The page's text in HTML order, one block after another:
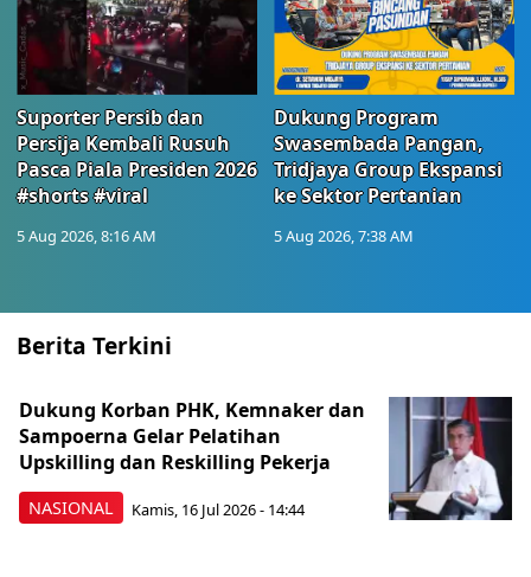
Suporter Persib dan
Persija Kembali Rusuh
Pasca Piala Presiden 2026
#shorts #viral
5 Aug 2026, 8:16 AM
Dukung Program
Swasembada Pangan,
Tridjaya Group Ekspansi
ke Sektor Pertanian
5 Aug 2026, 7:38 AM
Berita Terkini
NASIONAL
Dukung Korban PHK, Kemnaker dan
Sampoerna Gelar Pelatihan
Upskilling dan Reskilling Pekerja
Kamis, 16 Jul 2026 - 14:44